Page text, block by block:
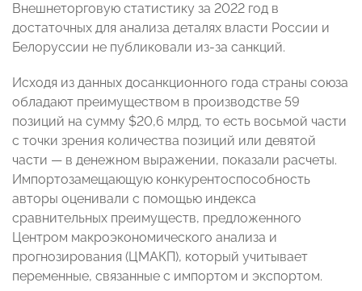
Внешнеторговую статистику за 2022 год в
достаточных для анализа деталях власти России и
Белоруссии не публиковали из-за санкций.
Исходя из данных досанкционного года страны союза
обладают преимуществом в производстве 59
позиций на сумму $20,6 млрд, то есть восьмой части
с точки зрения количества позиций или девятой
части — в денежном выражении, показали расчеты.
Импортозамещающую конкурентоспособность
авторы оценивали с помощью индекса
сравнительных преимуществ, предложенного
Центром макроэкономического анализа и
прогнозирования (ЦМАКП), который учитывает
переменные, связанные с импортом и экспортом.